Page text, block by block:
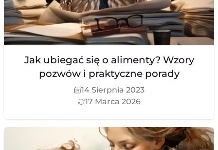
Jak ubiegać się o alimenty? Wzory
pozwów i praktyczne porady
14 Sierpnia 2023
17 Marca 2026